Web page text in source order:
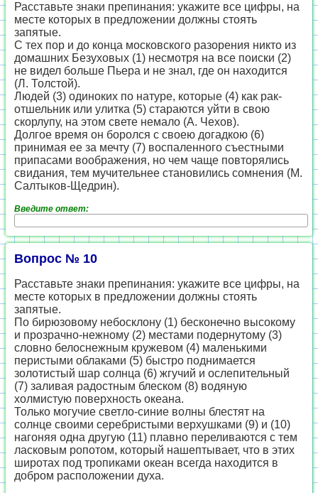
Расставьте знаки препинания: укажите все цифры, на
месте которых в предложении должны стоять
запятые.
С тех пор и до конца московского разорения никто из
домашних Безуховых (1) несмотря на все поиски (2)
не видел больше Пьера и не знал, где он находится
(Л. Толстой).
Людей (3) одиноких по натуре, которые (4) как рак-
отшельник или улитка (5) стараются уйти в свою
скорлупу, на этом свете немало (А. Чехов).
Долгое время он боролся с своею догадкою (6)
принимая ее за мечту (7) воспаленного съестными
припасами воображения, но чем чаще повторялись
свидания, тем мучительнее становились сомнения (М.
Салтыков-Щедрин).
Введите ответ:
Вопрос № 10
Расставьте знаки препинания: укажите все цифры, на
месте которых в предложении должны стоять
запятые.
По бирюзовому небосклону (1) бесконечно высокому
и прозрачно-нежному (2) местами подернутому (3)
словно белоснежным кружевом (4) маленькими
перистыми облаками (5) быстро поднимается
золотистый шар солнца (6) жгучий и ослепительный
(7) заливая радостным блеском (8) водяную
холмистую поверхность океана.
Только могучие светло-синие волны блестят на
солнце своими серебристыми верхушками (9) и (10)
нагоняя одна другую (11) плавно переливаются с тем
ласковым ропотом, который нашептывает, что в этих
широтах под тропиками океан всегда находится в
добром расположении духа.